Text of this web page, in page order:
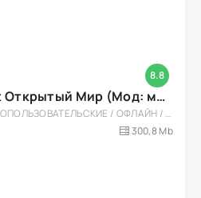
8.8
Toilet Fight Открытый Мир (Мод: много чипов, денег, все открыто, бессмертие, урон, 50+ читов)
АРКАДЫ / ОДНОПОЛЬЗОВАТЕЛЬСКИЕ / ОФЛАЙН / МОД / РОЛЕВЫЕ / ШУТЕРЫ / ОТКРЫТЫЙ МИР / ВСТРОЕННЫЙ КЕШ / 3D / ЭКШЕНЫ / ТУАЛЕТНЫЕ ВОЙНЫ / ДЛЯ ДЕТЕЙ
300,8 Mb